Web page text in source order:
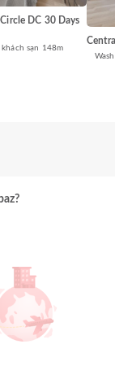
DC 30 Days
khách sạn 148m